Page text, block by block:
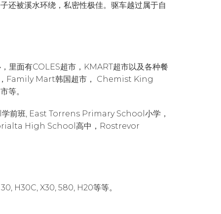
还被溪水环绕，私密性极佳。驱车越过属于自
里面有COLES超市，KMART超市以及各种餐
Family Mart韩国超市， Chemist King
等。
前班, East Torrens Primary School小学，
High School高中，Rostrevor
H30C, X30, 580, H20等等。